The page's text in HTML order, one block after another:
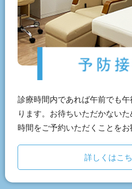
診療時間内であれば午前でも
ります。お待ちいただかない
時間をご予約いただくことをお
詳しくはこ